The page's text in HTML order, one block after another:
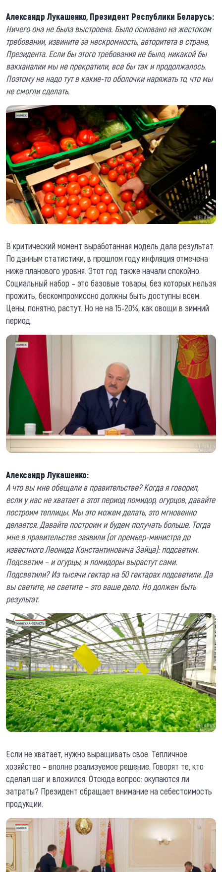
Александр Лукашенко, Президент Республики Беларусь:
Ничего она не была выстроена. Было основано на жестоком
требовании, извините за нескромность, авторитета в стране,
Президента. Если бы этого требования не было, никакой бы
вакханалии мы не прекратили, все бы так и продолжалось.
Поэтому не надо тут в какие-то оболочки наряжать то, что мы
не смогли сделать.
В критический момент выработанная модель дала результат.
По данным статистики, в прошлом году инфляция отмечена
ниже планового уровня. Этот год также начали спокойно.
Социальный набор – это базовые товары, без которых нельзя
прожить, бескомпромиссно должны быть доступны всем.
Цены, понятно, растут. Но не на 15-20%, как овощи в зимний
период.
Александр Лукашенко:
А что вы мне обещали в правительстве? Когда я говорил,
если у нас не хватает в этот период помидор, огурцов, давайте
построим теплицы. Мы это можем делать, это мгновенно
делается. Давайте построим и будем получать больше. Тогда
мне в правительстве заявили (от премьер-министра до
известного Леонида Константиновича Зайца): подсветим.
Подсветим – и огурцы, и помидоры вырастут сами.
Подсветили? Из тысячи гектар на 50 гектарах подсветили. Да
вы светите, не светите – это ваше дело. Но должен быть
результат.
Если не хватает, нужно выращивать свое. Тепличное
хозяйство – вполне реализуемое решение. Говорят те, кто
сделал шаг и вложился. Отсюда вопрос: окупаются ли
затраты? Президент обращает внимание на себестоимость
продукции.